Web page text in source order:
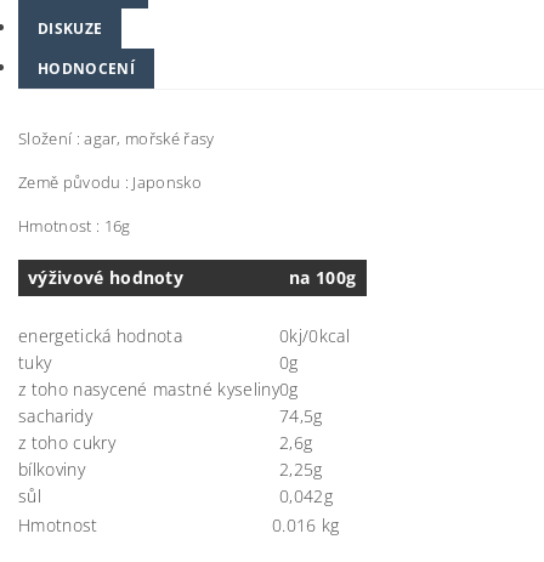
DISKUZE
HODNOCENÍ
Složení : agar, mořské řasy
Země původu : Japonsko
Hmotnost : 16g
výživové hodnoty na 100g
energetická hodnota
0kj/0kcal
tuky
0g
z toho nasycené mastné kyseliny0g
sacharidy
74,5g
z toho cukry
2,6g
bílkoviny
2,25g
sůl
0,042g
Hmotnost
0.016 kg